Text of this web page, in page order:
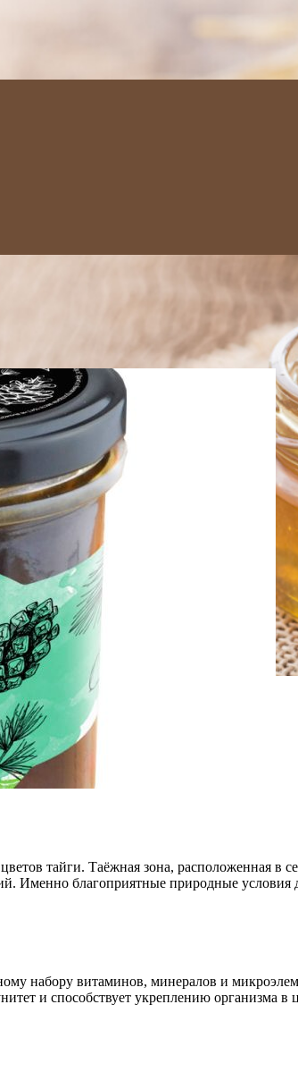
тайги. Таёжная зона, расположенная в
Именно благоприятные природные
набору витаминов, минералов и
и способствует укреплению организма в